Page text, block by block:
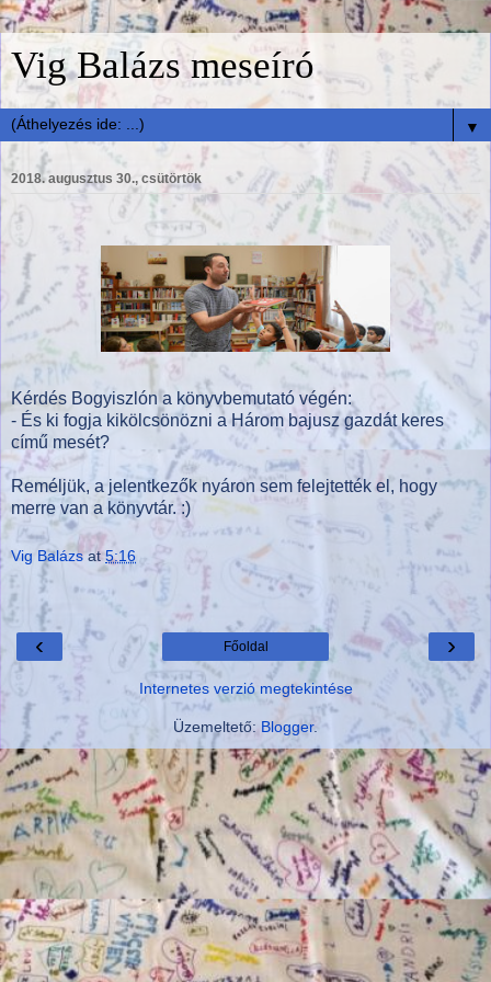
Vig Balázs meseíró
▼
2018. augusztus 30., csütörtök
Kérdés Bogyiszlón a könyvbemutató végén:
- És ki fogja kikölcsönözni a Három bajusz gazdát keres
című mesét?
Reméljük, a jelentkezők nyáron sem felejtették el, hogy
merre van a könyvtár. :)
Vig Balázs at5:16
‹ ›
Főoldal
Internetes verzió megtekintése
Üzemeltető:Blogger.